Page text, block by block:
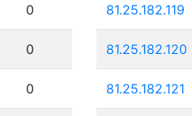
0
0
0
81.25.182.119
81.25.182.120
81.25.182.121